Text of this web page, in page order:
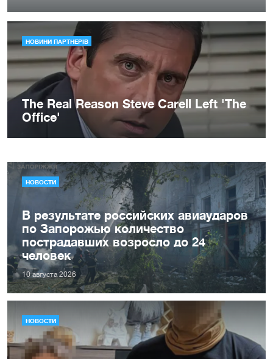
НОВОСТИ
В результате российских авиаударов
по Запорожью количество
пострадавших возросло до 24
человек
10 августа 2026
НОВОСТИ